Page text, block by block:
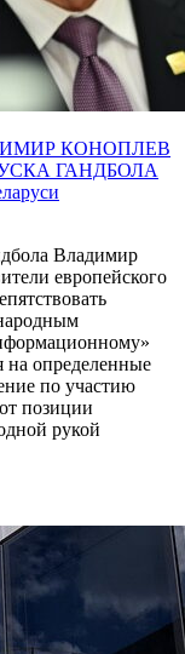
КОНОПЛЕВ
ГАНДБОЛА
Владимир
европейского
на определенные
по участию
позиции
рукой